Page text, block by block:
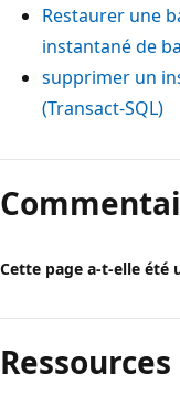
Restaurer une
instantané de
supprimer un
(Transact-SQL)
Cette page a-t-elle été